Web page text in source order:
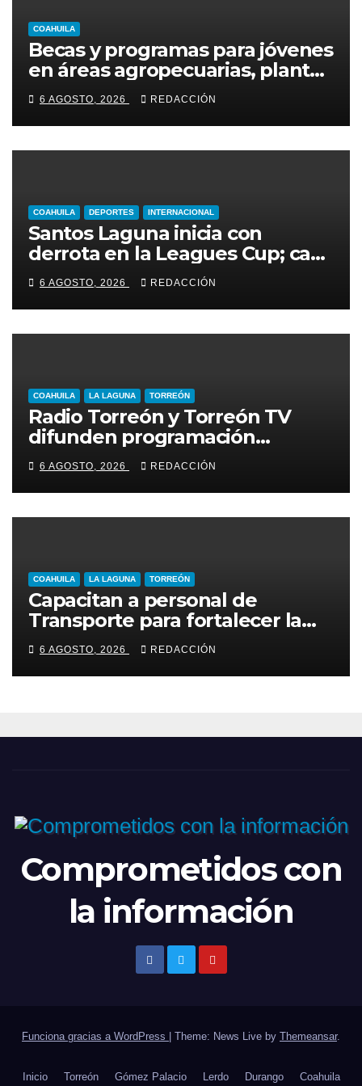
COAHUILA
Becas y programas para jóvenes
en áreas agropecuarias, plantea
Raúl Onofre
6 AGOSTO, 2026 REDACCIÓN
COAHUILA DEPORTES INTERNACIONAL
Santos Laguna inicia con
derrota en la Leagues Cup; cae
2-0 ante New York City FC
6 AGOSTO, 2026 REDACCIÓN
COAHUILA LA LAGUNA TORREÓN
Radio Torreón y Torreón TV
difunden programación
especial por la Semana Mundial
de la Lactancia Materna
6 AGOSTO, 2026 REDACCIÓN
COAHUILA LA LAGUNA TORREÓN
Capacitan a personal de
Transporte para fortalecer la
atención a usuarios
6 AGOSTO, 2026 REDACCIÓN
Comprometidos con
la información
Funciona gracias a WordPress Theme: News Live by Themeansar.
Inicio Torreón Gómez Palacio Lerdo Durango Coahuila